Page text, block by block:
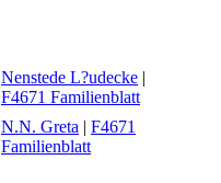
Nenstede L?udecke |
F4671 Familienblatt
N.N. Greta | F4671
Familienblatt